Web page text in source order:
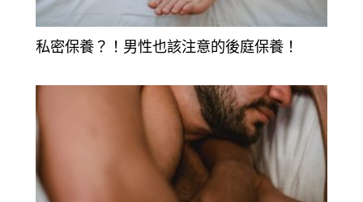
私密保養？！男性也該注意的後庭保養！